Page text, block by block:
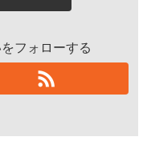
フォローする